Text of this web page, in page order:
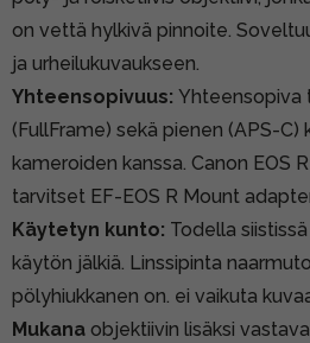
on vettä hylkivä pinnoite.
ja urheilukuvaukseen.
Yhteensopivuus: Yhteensopiva
(FullFrame) sekä pienen (APS-C)
kameroiden kanssa. Canon EOS
tarvitset EF-EOS R Mount
Käytetyn kunto: Todella
käytön jälkiä. Linssipinta
pölyhiukkanen on. ei vaikuta
Mukana objektiivin lisäksi